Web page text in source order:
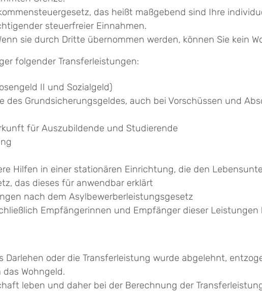
das heißt maßgebend sind Ihre
steuerfreier Einnahmen.
sie durch Dritte übernommen werden, können Sie kein
folgender Transferleistungen:
II und Sozialgeld)
des Grundsicherungsgeldes, auch bei Vorschüssen und
für Auszubildende und Studierende
Hilfen in einer stationären Einrichtung, die den
das dieses für anwendbar erklärt
nach dem Asylbewerberleistungsgesetz
Empfängerinnen und Empfänger dieser Leistungen
oder die Transferleistung wurde abgelehnt,
Wohngeld.
leben und daher bei der Berechnung der